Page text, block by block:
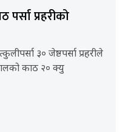
प्रहरीको
३० जेष्ठपर्सा प्रहरीले
काठ २० क्यु